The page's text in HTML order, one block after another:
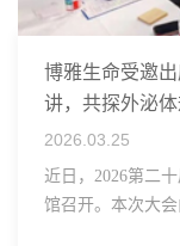
博雅生命受邀
讲，共探外泌
2026.03.25
近日，2026第二
馆召开。本次大